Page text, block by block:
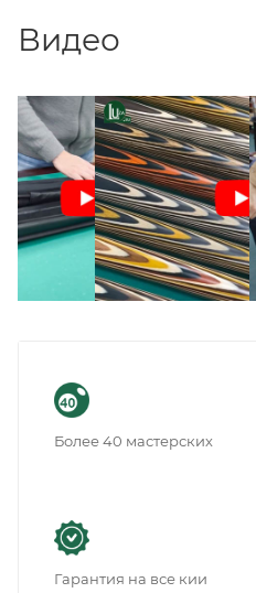
Видео
Более 40 мастерских
Гарантия на все кии